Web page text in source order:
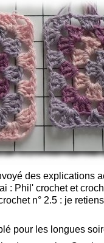
des explications
: Phil' crochet et
n° 2.5 : je
pour les longues